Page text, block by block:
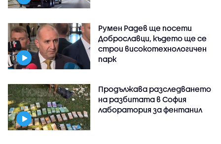
Румен Радев ще посети
Доброславци, където ще се
строи високотехнологичен
парк
Продължава разследването
на разбитата в София
лаборатория за фентанил